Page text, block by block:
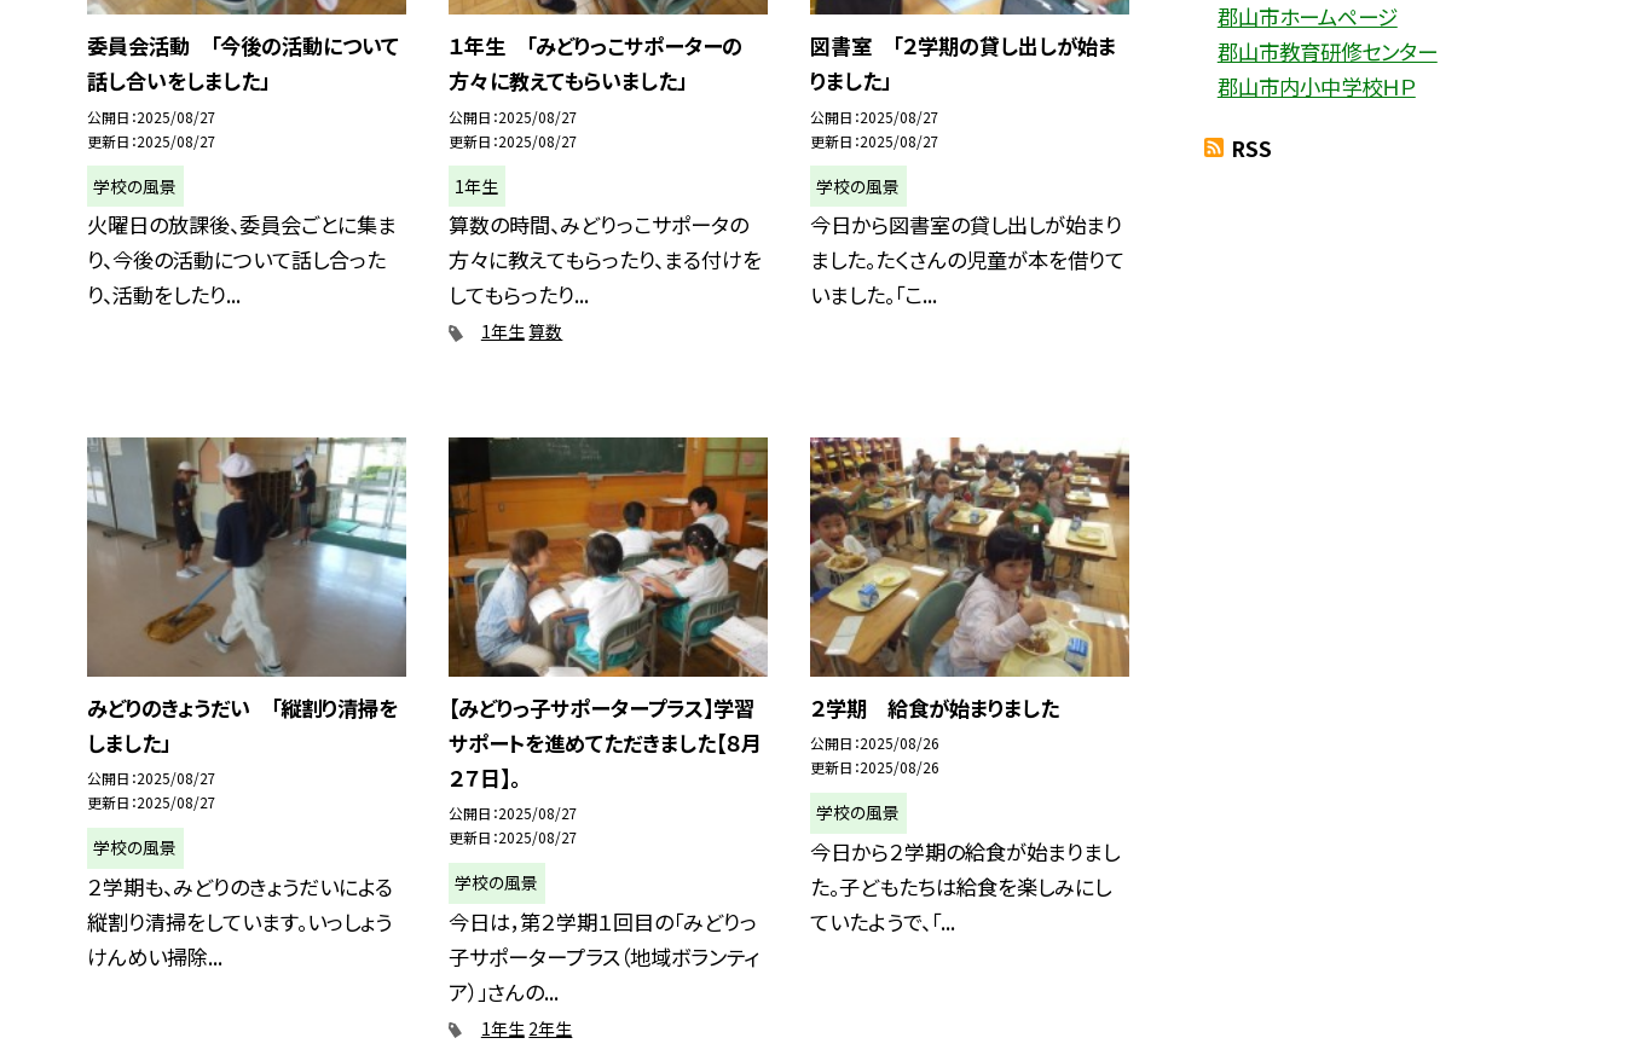
委員会活動 「今後の活動について
話し合いをしました」
公開日 2025/08/27
更新日 2025/08/27
学校の風景
火曜日の放課後、委員会ごとに集ま
り、今後の活動について話し合った
り、活動をしたり...
１年生 「みどりっこサポーターの
方々に教えてもらいました」
公開日 2025/08/27
更新日 2025/08/27
1年生
算数の時間、みどりっこサポータの
方々に教えてもらったり、まる付けを
してもらったり...
1年生算数
図書室 「２学期の貸し出しが始ま
りました」
公開日 2025/08/27
更新日 2025/08/27
学校の風景
今日から図書室の貸し出しが始まり
ました。たくさんの児童が本を借りて
いました。「こ...
みどりのきょうだい 「縦割り清掃を
しました」
公開日 2025/08/27
更新日 2025/08/27
学校の風景
２学期も、みどりのきょうだいによる
縦割り清掃をしています。いっしょう
けんめい掃除...
【みどりっ子サポータープラス】学習
サポートを進めてただきました【８月
２７日】。
公開日 2025/08/27
更新日 2025/08/27
学校の風景
今日は，第２学期１回目の「みどりっ
子サポータープラス（地域ボランティ
ア）」さんの...
1年生 2年生
２学期 給食が始まりました
公開日 2025/08/26
更新日 2025/08/26
学校の風景
今日から２学期の給食が始まりまし
た。子どもたちは給食を楽しみにし
ていたようで、「...
郡山市ホームページ
郡山市教育研修センター
郡山市内小中学校ＨＰ
RSS